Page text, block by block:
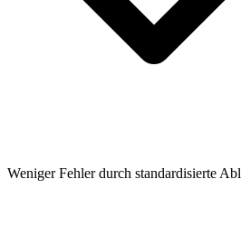
Weniger Fehler durch standardisierte